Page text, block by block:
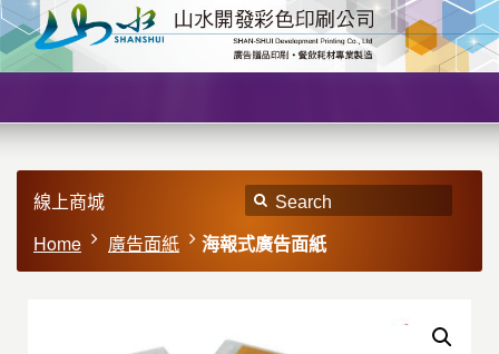
線上商城
Home
廣告面紙 海報式廣告面紙